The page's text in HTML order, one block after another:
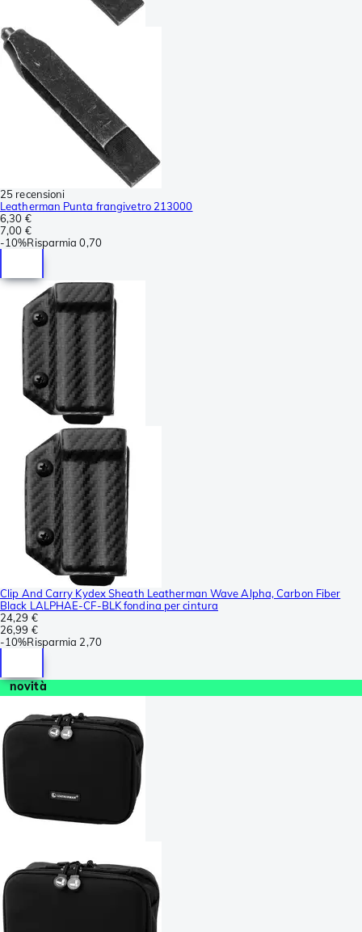
25 recensioni
Leatherman Punta frangivetro 213000
6,30 €
7,00 €
-10%Risparmia 0,70
Clip And Carry Kydex Sheath Leatherman Wave Alpha, Carbon Fiber
Black LALPHAE-CF-BLK fondina per cintura
24,29 €
26,99 €
-10%Risparmia 2,70
novità